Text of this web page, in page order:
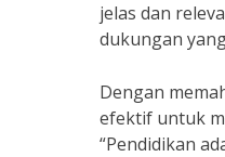
jelas dan
dukungan
Dengan
efektif untuk
“Pendidikan